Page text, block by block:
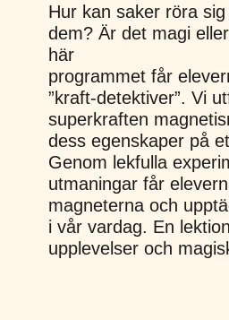
Hur kan saker röra
dem? Är det magi
här
programmet får
”kraft-detektiver”. Vi
superkraften
dess egenskaper på
Genom lekfulla
utmaningar får
magneterna och
i vår vardag. En
upplevelser och